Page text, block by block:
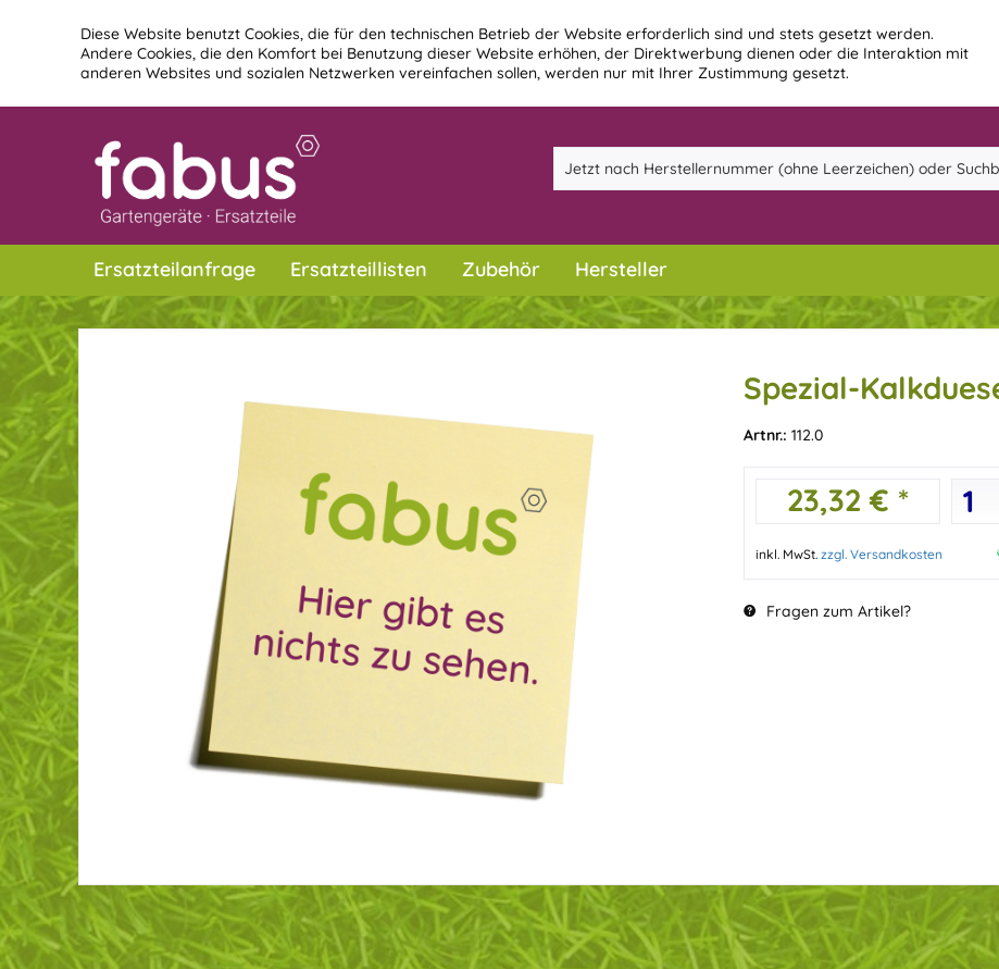
Diese Website benutzt Cookies, die für den technischen Betrieb der Website erforderlich sind und stets gesetzt werden.
Andere Cookies, die den Komfort bei Benutzung dieser Website erhöhen, der Direktwerbung dienen oder die Interaktion mit
anderen Websites und sozialen Netzwerken vereinfachen sollen, werden nur mit Ihrer Zustimmung gesetzt.
Ersatzteilanfrage Ersatzteillisten Zubehör Hersteller
Spezial-
Artnr.: 112.0
23,32 € *
inkl. MwSt. zzgl. Versandkosten
Fragen zum Artikel?